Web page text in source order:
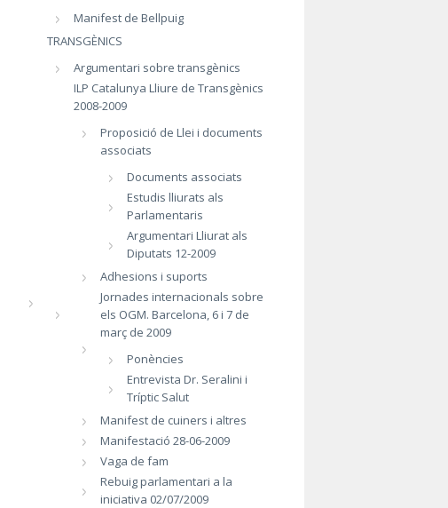
Manifest de Bellpuig
TRANSGÈNICS
Argumentari sobre transgènics
ILP Catalunya Lliure de Transgènics
2008-2009
Proposició de Llei i documents
associats
Documents associats
Estudis lliurats als
Parlamentaris
Argumentari Lliurat als
Diputats 12-2009
Adhesions i suports
Jornades internacionals sobre
els OGM. Barcelona, 6 i 7 de
març de 2009
Ponències
Entrevista Dr. Seralini i
Tríptic Salut
Manifest de cuiners i altres
Manifestació 28-06-2009
Vaga de fam
Rebuig parlamentari a la
iniciativa 02/07/2009